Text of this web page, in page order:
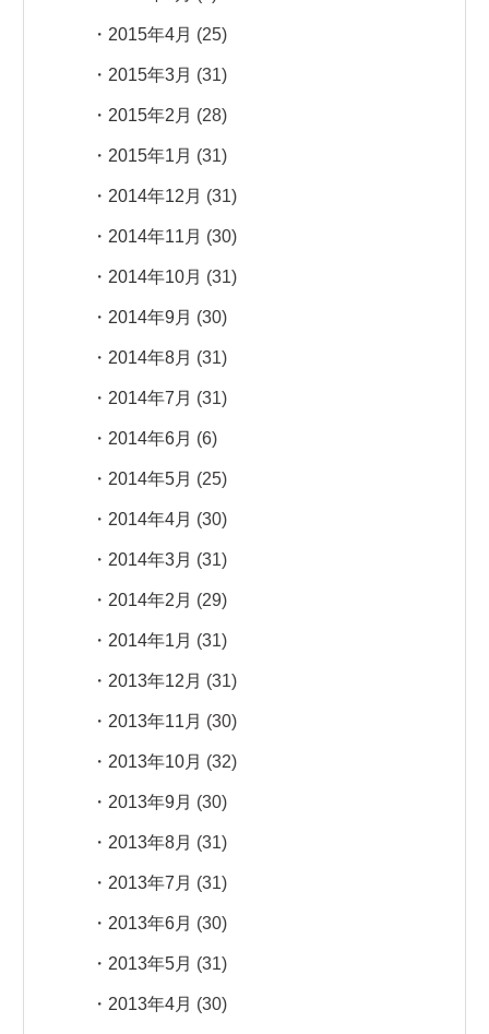
2015年4月 (25)
2015年3月 (31)
2015年2月 (28)
2015年1月 (31)
2014年12月 (31)
2014年11月 (30)
2014年10月 (31)
2014年9月 (30)
2014年8月 (31)
2014年7月 (31)
2014年6月 (6)
2014年5月 (25)
2014年4月 (30)
2014年3月 (31)
2014年2月 (29)
2014年1月 (31)
2013年12月 (31)
2013年11月 (30)
2013年10月 (32)
2013年9月 (30)
2013年8月 (31)
2013年7月 (31)
2013年6月 (30)
2013年5月 (31)
2013年4月 (30)